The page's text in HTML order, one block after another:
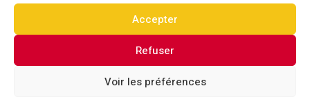
Accepter
Refuser
Voir les préférences